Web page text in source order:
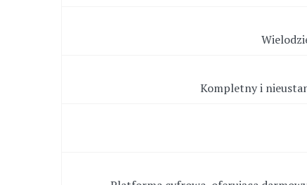
Kompletny i